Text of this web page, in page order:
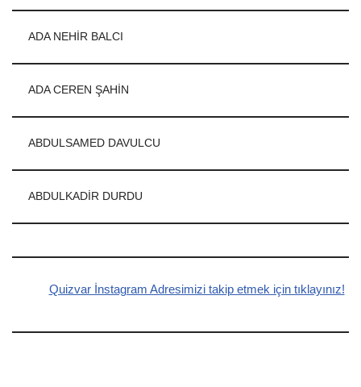
ADA NEHİR BALCI
ADA CEREN ŞAHİN
ABDULSAMED DAVULCU
ABDULKADİR DURDU
Quizvar İnstagram Adresimizi takip etmek için tıklayınız!